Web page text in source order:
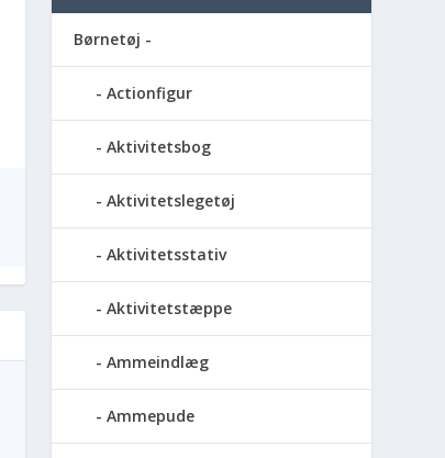
Børnetøj -
Actionfigur
Aktivitetsbog
Aktivitetslegetøj
Aktivitetsstativ
Aktivitetstæppe
Ammeindlæg
Ammepude